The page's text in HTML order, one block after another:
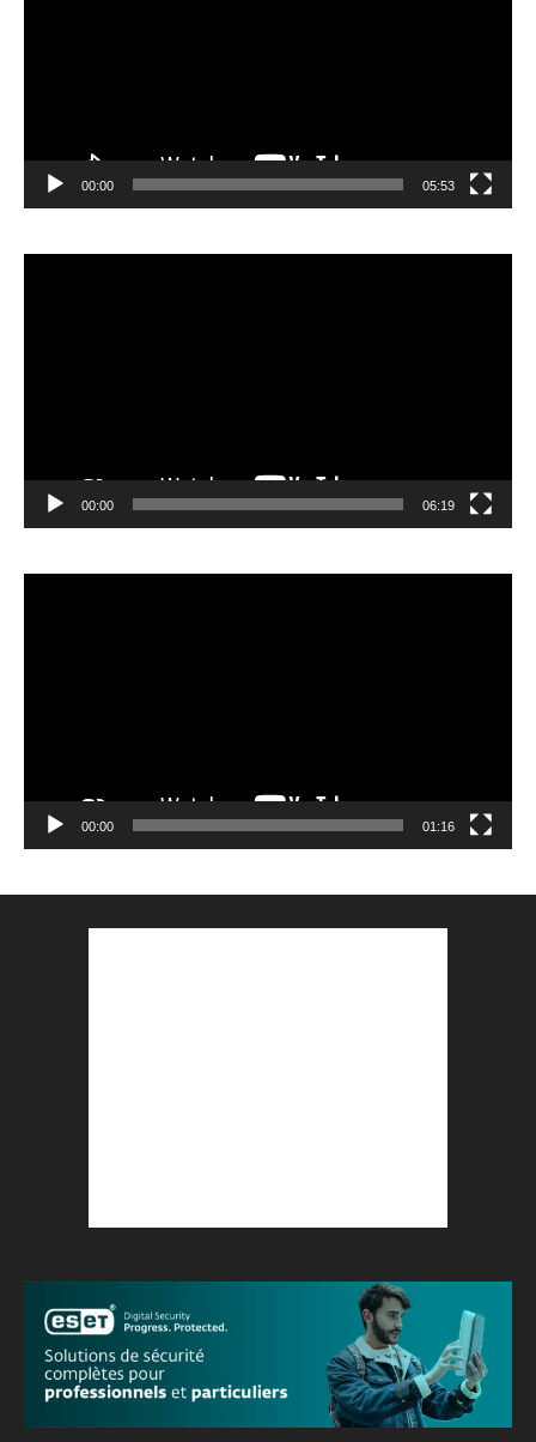
00:00 05:53
00:00 06:19
00:00 01:16